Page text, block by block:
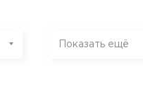
Показать ещё